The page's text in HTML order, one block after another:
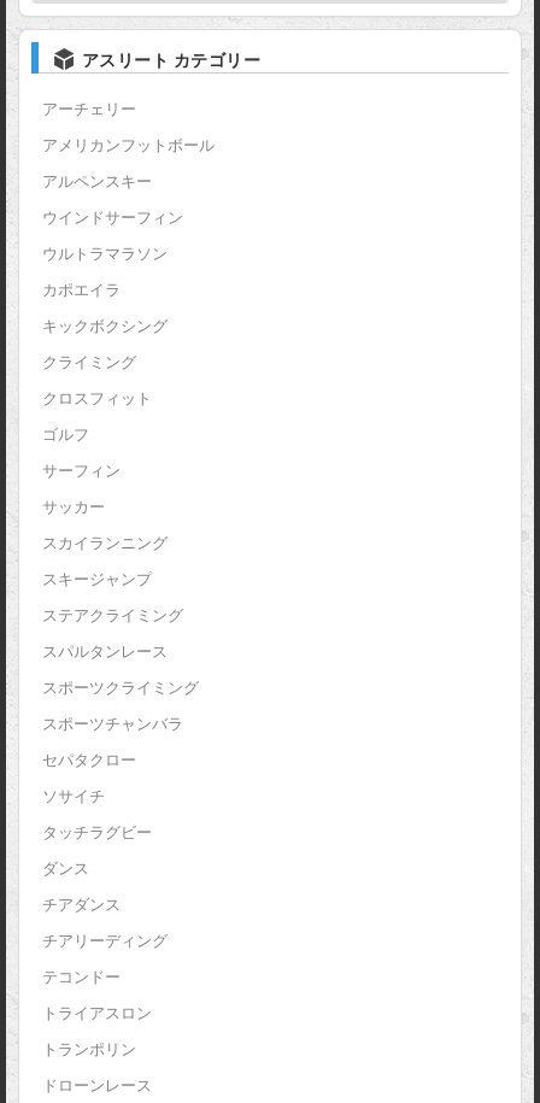
アスリート カテゴリー
アーチェリー
アメリカンフットボール
アルペンスキー
ウインドサーフィン
ウルトラマラソン
カポエイラ
キックボクシング
クライミング
クロスフィット
ゴルフ
サーフィン
サッカー
スカイランニング
スキージャンプ
ステアクライミング
スパルタンレース
スポーツクライミング
スポーツチャンバラ
セパタクロー
ソサイチ
タッチラグビー
ダンス
チアダンス
チアリーディング
テコンドー
トライアスロン
トランポリン
ドローンレース